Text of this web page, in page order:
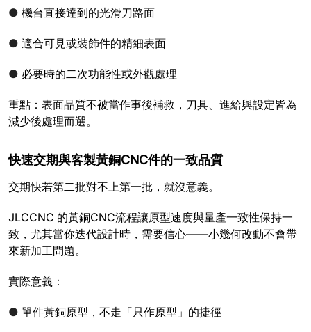
● 機台直接達到的光滑刀路面
● 適合可見或裝飾件的精細表面
● 必要時的二次功能性或外觀處理
重點：表面品質不被當作事後補救，刀具、進給與設定皆為
減少後處理而選。
快速交期與客製黃銅CNC件的一致品質
交期快若第二批對不上第一批，就沒意義。
JLCCNC 的黃銅CNC流程讓原型速度與量產一致性保持一
致，尤其當你迭代設計時，需要信心——小幾何改動不會帶
來新加工問題。
實際意義：
● 單件黃銅原型，不走「只作原型」的捷徑